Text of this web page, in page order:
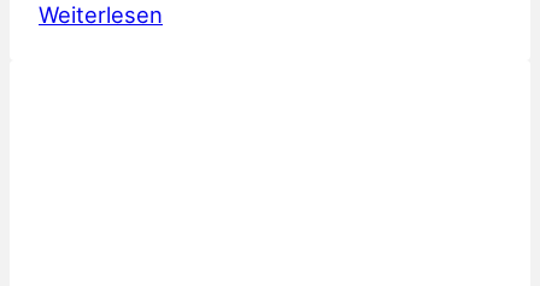
Weiterlesen